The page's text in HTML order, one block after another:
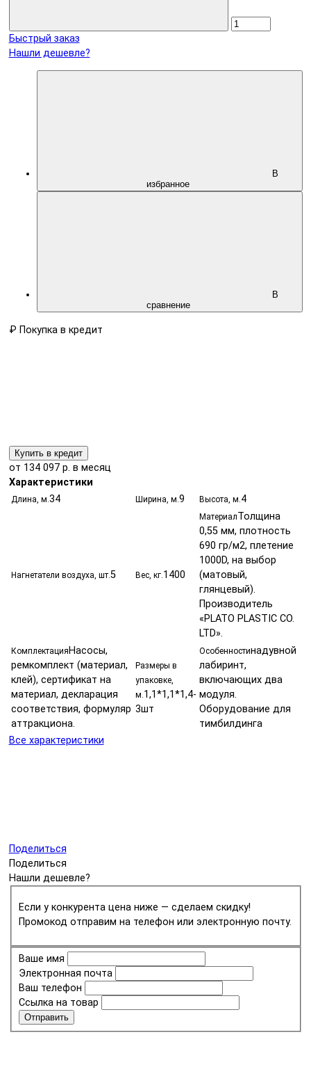
Быстрый заказ
Нашли дешевле?
В
избранное
В
сравнение
₽ Покупка в кредит
Купить в кредит
от 134 097 р. в месяц
Характеристики
Длина, м. 34 Ширина, м. 9 Высота, м. 4
Нагнетатели воздуха, шт. 5 Вес, кг. 1400
МатериалТолщина
0,55 мм, плотность
690 гр/м2, плетение
1000D, на выбор
(матовый,
глянцевый).
Производитель
«PLATO PLASTIC CO.
LTD».
Комплектация Насосы,
ремкомплект (материал,
клей), сертификат на
материал, декларация
соответствия, формуляр
аттракциона.
Размеры в
упаковке,
м. 1,1*1,1*1,4-
3шт
Особенностинадувной
лабиринт,
включающих два
модуля.
Оборудование для
тимбилдинга
Все характеристики
Поделиться
Поделиться
Нашли дешевле?
Если у конкурента цена ниже — сделаем скидку!
Промокод отправим на телефон или электронную почту.
Ваше имя
Электронная почта
Ваш телефон
Ссылка на товар
Отправить